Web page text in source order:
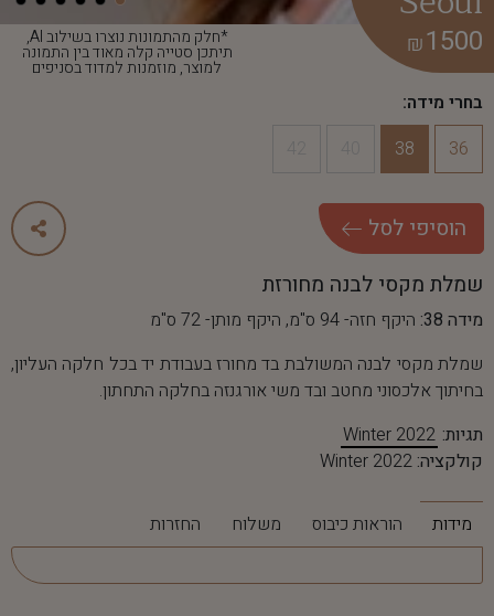
*חלק מהתמונות נוצרו בשילוב AI,
תיתכן סטייה קלה מאוד בין התמונה
למוצר, מוזמנות למדוד בסניפים
1500
₪
בחרי מידה:
36
38
הוסיפי לסל
שמלת מקסי לבנה מחורזת
מידה 38:
היקף חזה- 94 ס"מ, היקף מותן- 72 ס"מ
שמלת מקסי לבנה המשולבת בד מחורז בעבודת יד בכל חלקה העליון,
בחיתוך אלכסוני מחטב ובד משי אורגנזה בחלקה התחתון.
תגיות: Winter 2022
קולקציה: Winter 2022
מידות הוראות כיבוס משלוח החזרות